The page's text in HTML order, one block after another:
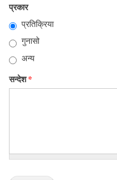
प्रकार
प्रतिक्रिया
गुनासो
अन्य
सन्देश*